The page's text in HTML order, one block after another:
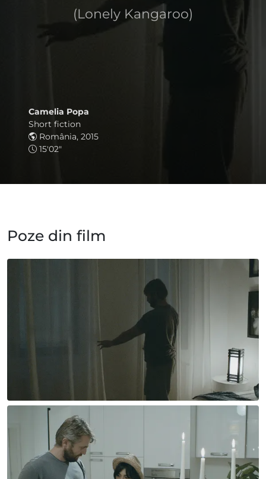
(Lonely Kangaroo)
Camelia Popa
Short fiction
România, 2015
15'02"
Poze din film